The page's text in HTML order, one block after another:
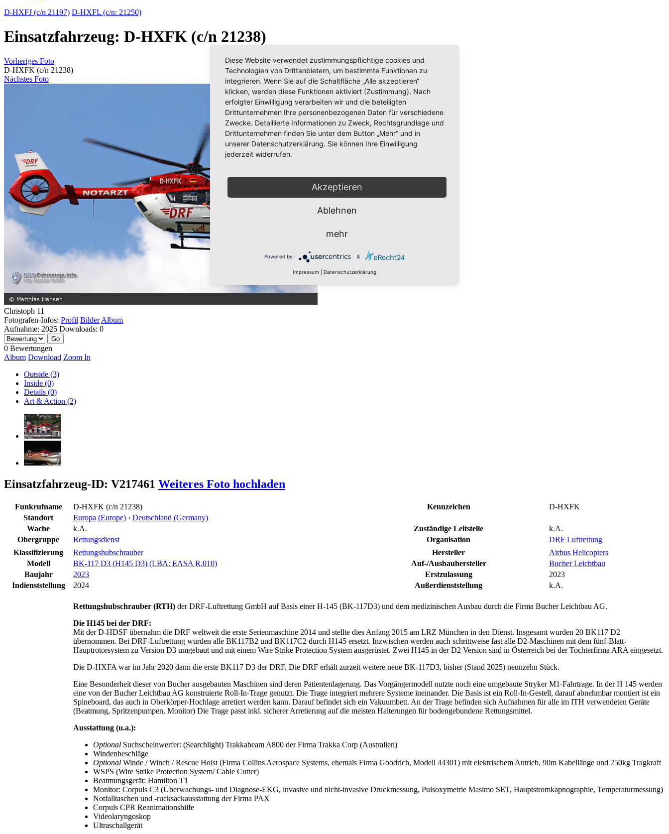
D-HXFJ (c/n 21197) D-HXFL (c/n: 21250)
Einsatzfahrzeug: D-HXFK (c/n 21238)
Vorheriges Foto
D-HXFK (c/n 21238)
Nächstes Foto
Christoph 11
Fotografen-Infos: Profil Bilder Album
Aufnahme: 2025 Downloads: 0
0 Bewertungen
Album Download Zoom In
Outside (3)
Inside (0)
Details (0)
Art & Action (2)
Einsatzfahrzeug-ID: V217461 Weiteres Foto hochladen
Funkrufname D-HXFK (c/n 21238) Kennzeichen
D-HXFK
Standort
Europa (Europe) › Deutschland (Germany)
Wache
k.A. Zuständige Leitstelle
k.A.
Obergruppe
Rettungsdienst Organisation
DRF Luftrettung
Klassifizierung
Rettungshubschrauber Hersteller
Airbus Helicopters
Modell
BK-117 D3 (H145 D3) (LBA: EASA R.010) Auf-/Ausbauhersteller
Bucher Leichtbau
Baujahr
2023 Erstzulassung
2023
Indienststellung
2024 Außerdienststellung k.A.
Rettungshubschrauber (RTH) der DRF-Luftrettung GmbH auf Basis einer H-145 (BK-117D3) und dem medizinischen Ausbau durch die Firma Bucher Leichtbau AG.
Die H145 bei der DRF:
Mit der D-HDSF übernahm die DRF weltweit die erste Serienmaschine 2014 und stellte dies Anfang 2015 am LRZ München in den Dienst. Insgesamt wurden 20 BK117 D2
übernommen. Bei DRF-Luftrettung wurden alle BK117B2 und BK117C2 durch H145 ersetzt. Inzwischen werden auch schrittweise fast alle D2-Maschinen mit dem fünf-Blatt-
Hauptrotorsystem zu Version D3 umgebaut und mit einem Wire Strike Protection System ausgerüstet. Zwei H145 in der D2 Version sind in Österreich bei der Tochterfirma ARA eingesetzt.
Die D-HXFA war im Jahr 2020 dann die erste BK117 D3 der DRF. Die DRF erhält zurzeit weitere neue BK-117D3, bisher (Stand 2025) neunzehn Stück.
Eine Besonderheit dieser von Bucher ausgebauten Maschinen sind deren Patientenlagerung. Das Vorgängermodell nutzte noch eine umgebaute Stryker M1-Fahrtrage. In der H 145 werden
eine von der Bucher Leichtbau AG konstruierte Roll-In-Trage genutzt. Die Trage integriert mehrere Systeme ineinander. Die Basis ist ein Roll-In-Gestell, darauf abnehmbar montiert ist ein
Spineboard, das auch in Oberkörper-Hochlage arretiert werden kann. Darauf befindet sich ein Vakuumbett. An der Trage befinden sich Aufnahmen für alle im ITH verwendeten Geräte
(Beatmung, Spritzenpumpen, Monitor) Die Trage passt inkl. sicherer Arretierung auf die meisten Halterungen für bodengebundene Rettungsmittel.
Ausstattung (u.a.):
Optional Suchscheinwerfer: (Searchlight) Trakkabeam A800 der Firma Trakka Corp (Australien)
Windenbeschläge
Optional Winde / Winch / Rescue Hoist (Firma Collins Aerospace Systems, ehemals Firma Goodrich, Modell 44301) mit elektrischem Antrieb, 90m Kabellänge und 250kg Tragkraft
WSPS (Wire Strike Protection System/ Cable Cutter)
Beatmungsgerät: Hamilton T1
Monitor: Corpuls C3 (Überwachungs- und Diagnose-EKG, invasive und nicht-invasive Druckmessung, Pulsoxymetrie Masimo SET, Hauptstromkapnographie, Temperaturmessung)
Notfalltaschen und -rucksackausstattung der Firma PAX
Corpuls CPR Reanimationshilfe
Videolaryngoskop
Ultraschallgerät
Diese Website verwendet zustimmungspflichtige cookies und
Technologien von Drittanbietern, um bestimmte Funktionen zu
integrieren. Wenn Sie auf die Schaltfläche „Alle akzeptieren“
klicken, werden diese Funktionen aktiviert (Zustimmung). Nach
erfolgter Einwilligung verarbeiten wir und die beteiligten
Drittunternehmen Ihre personenbezogenen Daten für verschiedene
Zwecke. Detaillierte Informationen zu Zweck, Rechtsgrundlage und
Drittunternehmen finden Sie unter dem Button „Mehr“ und in
unserer Datenschutzerklärung. Sie können Ihre Einwilligung
jederzeit widerrufen.
Akzeptieren
Ablehnen
mehr
Powered by &
Impressum Datenschutzerklärung